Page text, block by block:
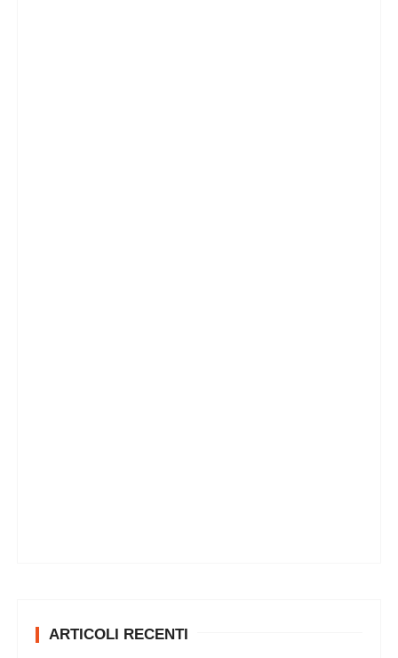
ARTICOLI RECENTI